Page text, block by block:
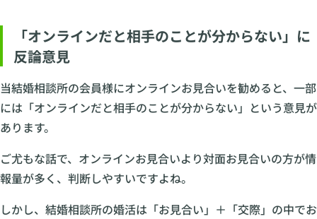
「オンラインだと相手のことが分からない」に
反論意見
当結婚相談所の会員様にオンラインお見合いを勧めると、一部
には「オンラインだと相手のことが分からない」という意見が
あります。
ご尤もな話で、オンラインお見合いより対面お見合いの方が情
報量が多く、判断しやすいですよね。
しかし、結婚相談所の婚活は「お見合い」＋「交際」の中でお